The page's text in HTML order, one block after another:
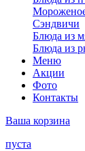
Сэндвичи
Блюда из
Блюда из
Меню
Акции
Фото
Контакты
Ваша корзина
пуста